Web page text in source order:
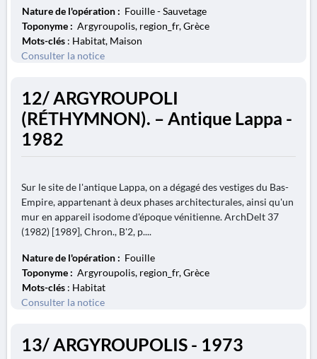
Nature de l'opération : Fouille - Sauvetage
Toponyme : Argyroupolis, region_fr, Grèce
Mots-clés : Habitat, Maison
Consulter la notice
12/ ARGYROUPOLI
(RÉTHYMNON). – Antique Lappa -
1982
Sur le site de l'antique Lappa, on a dégagé des vestiges du Bas-
Empire, appartenant à deux phases architecturales, ainsi qu'un
mur en appareil isodome d'époque vénitienne. ArchDelt 37
(1982) [1989], Chron., B'2, p....
Nature de l'opération : Fouille
Toponyme : Argyroupolis, region_fr, Grèce
Mots-clés : Habitat
Consulter la notice
13/ ARGYROUPOLIS - 1973